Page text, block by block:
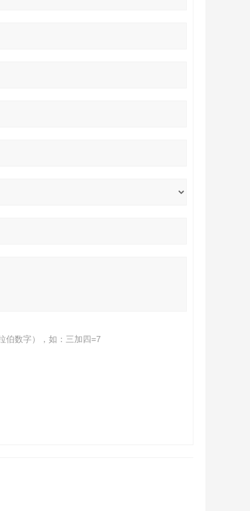
伯数字），如：三加四=7